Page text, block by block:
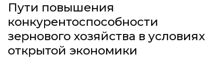
Пути повышения
конкурентоспособности
зернового хозяйства в условиях
открытой экономики